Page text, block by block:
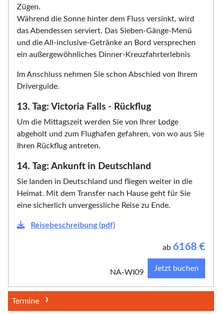
Zügen.
Während die Sonne hinter dem Fluss versinkt, wird
das Abendessen serviert. Das Sieben-Gänge-Menü
und die All-inclusive-Getränke an Bord versprechen
ein außergewöhnliches Dinner-Kreuzfahrterlebnis
Im Anschluss nehmen Sie schon Abschied von Ihrem
Driverguide.
13. Tag: Victoria Falls - Rückflug
Um die Mittagszeit werden Sie von Ihrer Lodge
abgeholt und zum Flughafen gefahren, von wo aus Sie
Ihren Rückflug antreten.
14. Tag: Ankunft in Deutschland
Sie landen in Deutschland und fliegen weiter in die
Heimat. Mit dem Transfer nach Hause geht für Sie
eine sicherlich unvergessliche Reise zu Ende.
Reisebeschreibung (pdf)
ab 6168 €
NA-WI09 Jetzt buchen
Termine